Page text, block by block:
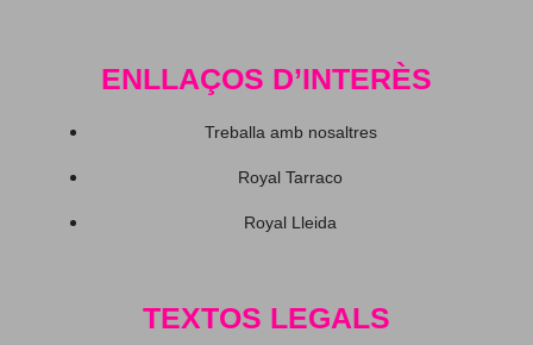
ENLLAÇOS D’INTERÈS
Treballa amb nosaltres
Royal Tarraco
Royal Lleida
TEXTOS LEGALS